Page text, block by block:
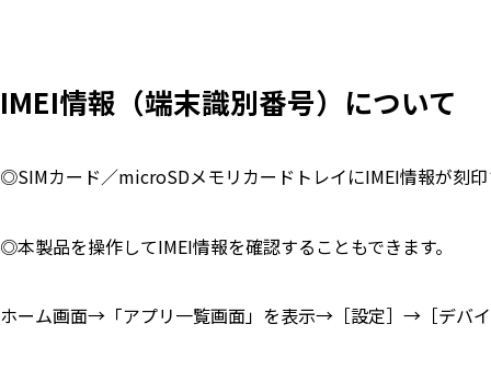
IMEI情報（端末識別番号）について
◎SIMカード／microSDメモリカードトレイにIMEI情報が刻
◎本製品を操作してIMEI情報を確認することもできます。
ホーム画面→「アプリ一覧画面」を表示→［設定］→［デバ